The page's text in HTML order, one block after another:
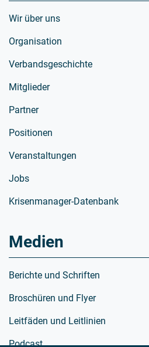
Wir über uns
Organisation
Verbandsgeschichte
Mitglieder
Partner
Positionen
Veranstaltungen
Jobs
Krisenmanager-Datenbank
Medien
Berichte und Schriften
Broschüren und Flyer
Leitfäden und Leitlinien
Podcast